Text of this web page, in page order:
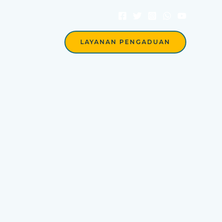
LAYANAN PENGADUAN